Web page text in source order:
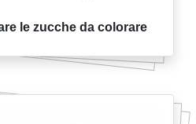
le zucche da colorare